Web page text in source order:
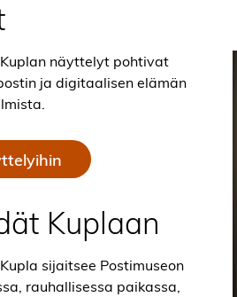
näyttelyt pohtivat
ja digitaalisen elämän
Kuplaan
sijaitsee Postimuseon
rauhallisessa paikassa,